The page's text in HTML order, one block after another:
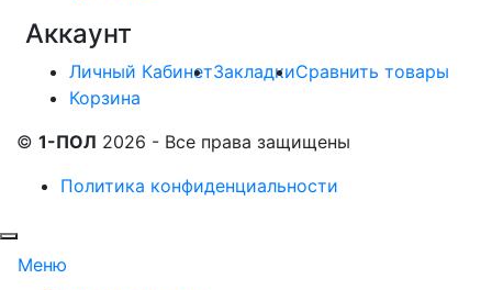
Аккаунт
Личный КабинетЗакладкиСравнить товары
Корзина
© 1-ПОЛ 2026 - Все права защищены
Политика конфиденциальности
Меню